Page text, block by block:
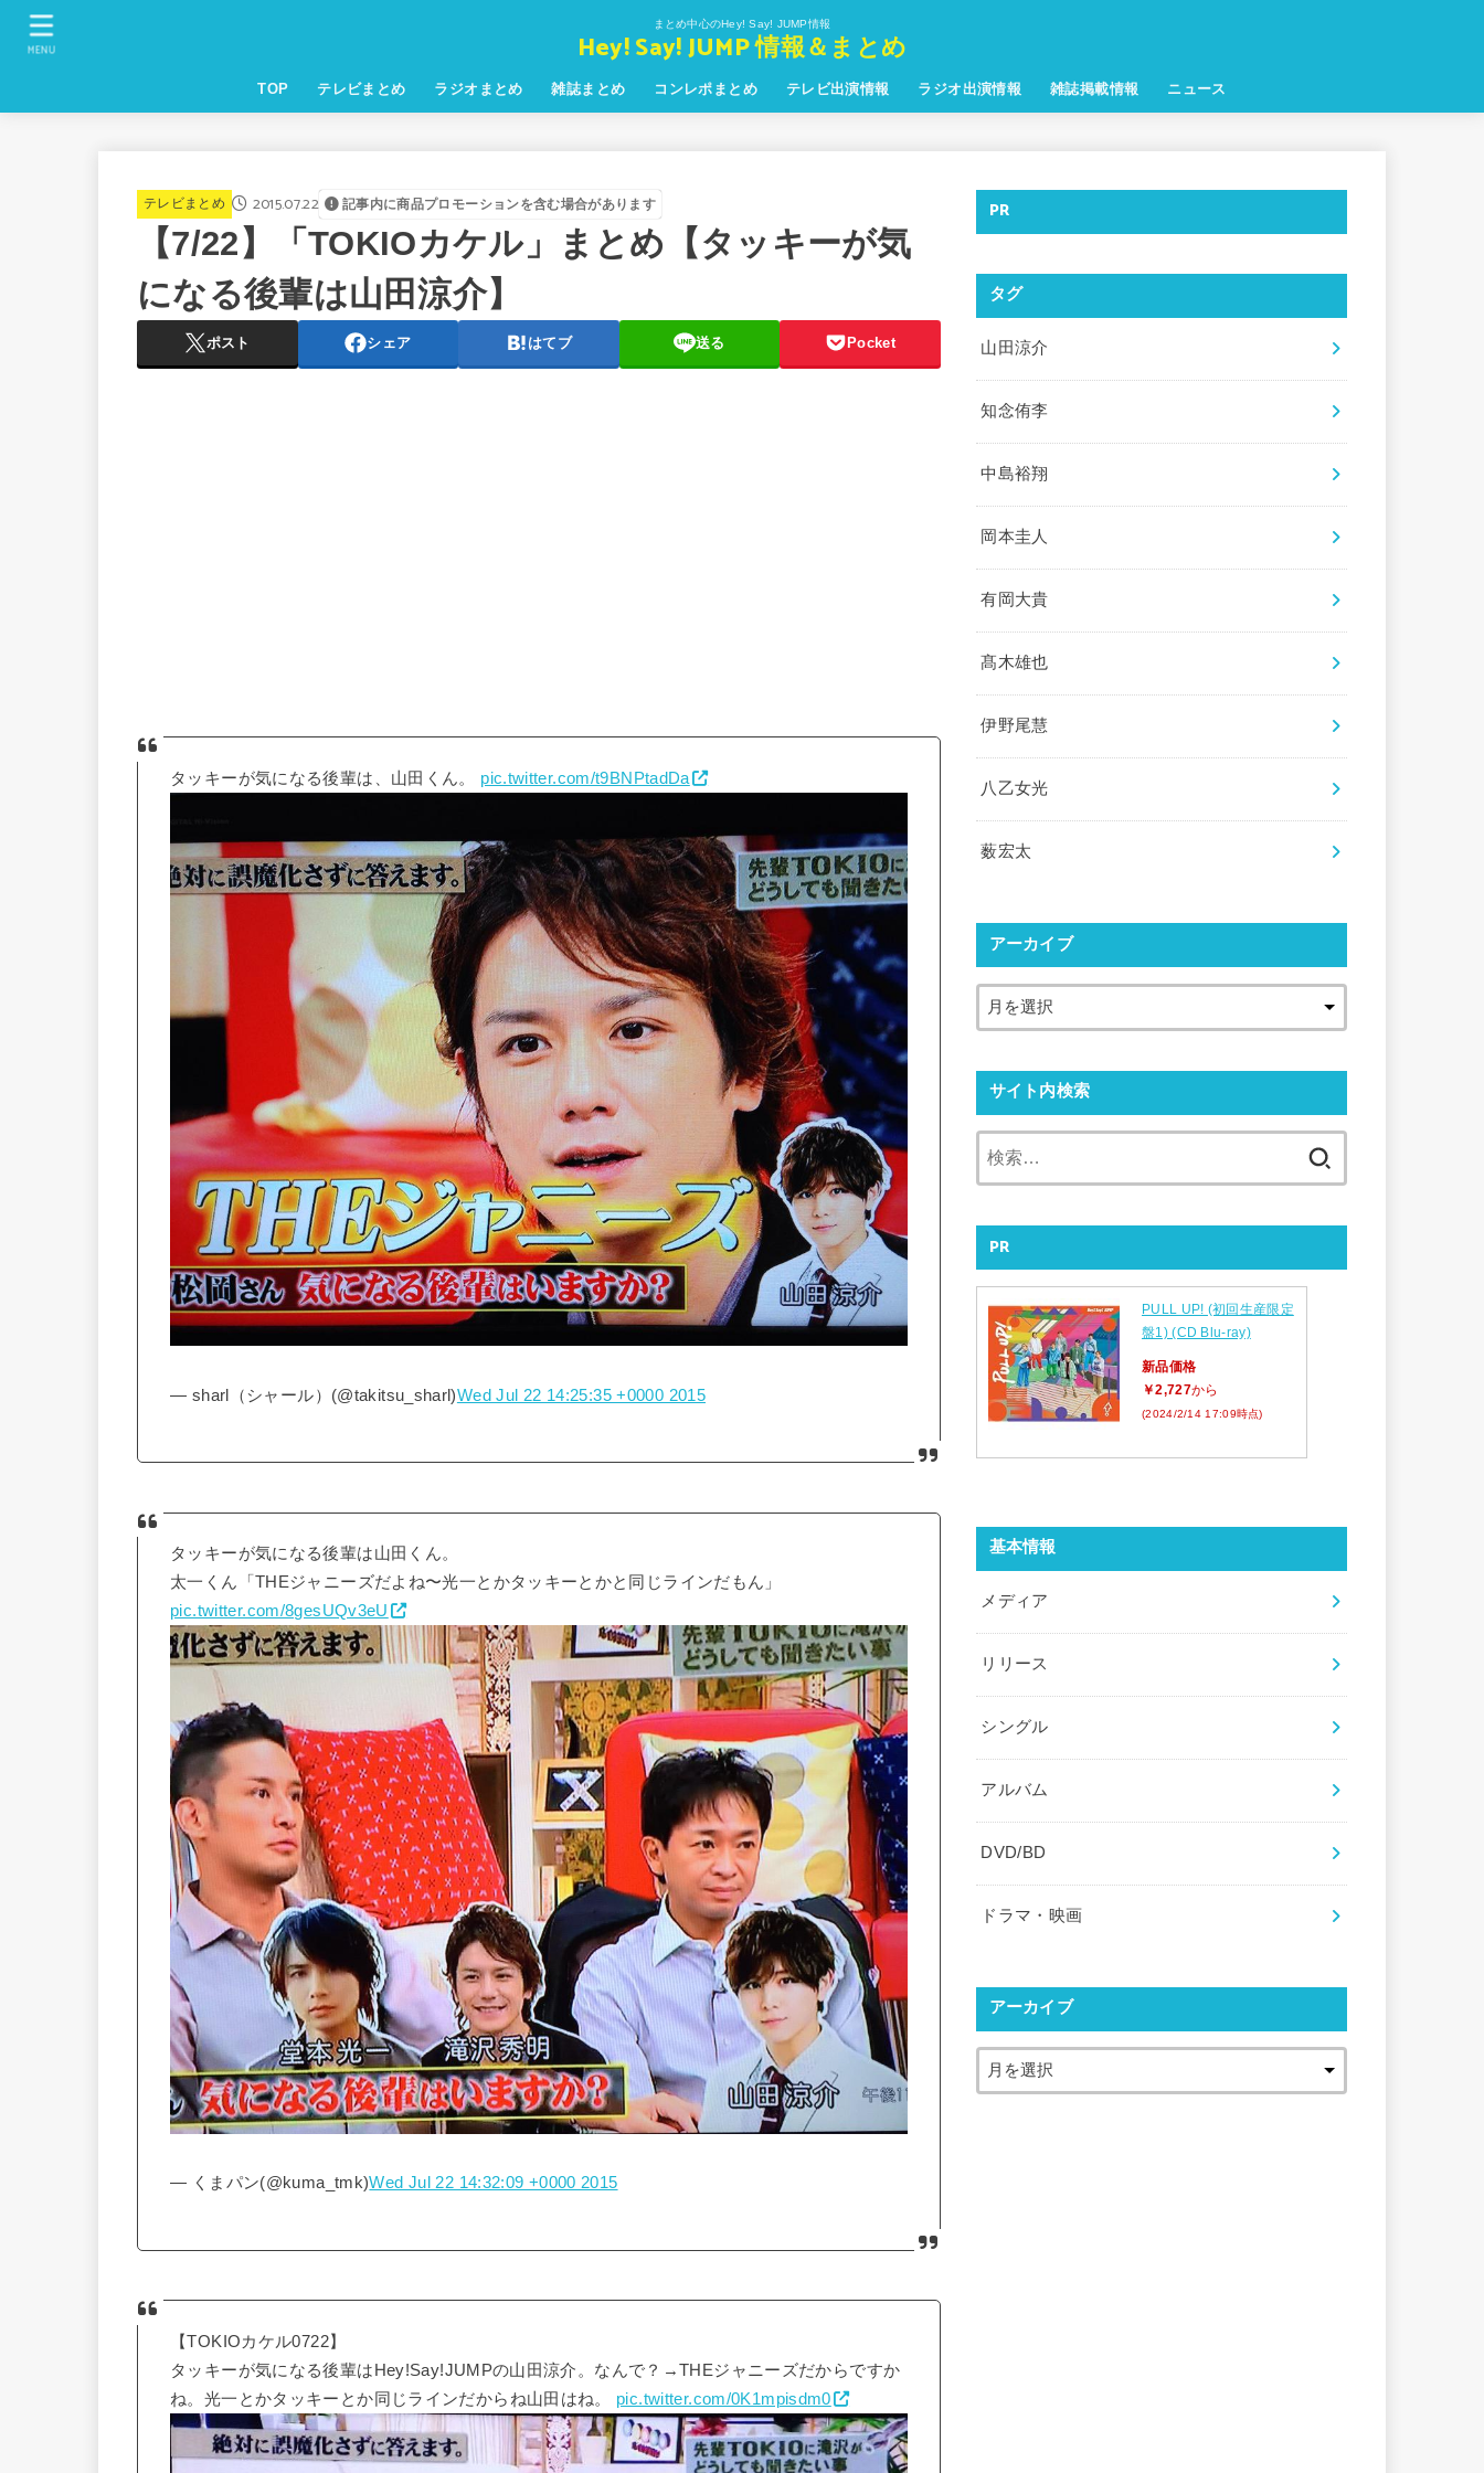
まとめ中心のHey! Say! JUMP情報
Hey! Say! JUMP 情報＆まとめ
TOP テレビまとめ ラジオまとめ 雑誌まとめ コンレポまとめ テレビ出演情報 ラジオ出演情報 雑誌掲載情報 ニュース
MENU
テレビまとめ 2015.07.22 記事内に商品プロモーションを含む場合があります
【7/22】「TOKIOカケル」まとめ【タッキーが気
になる後輩は山田涼介】
ポスト シェア はてブ 送る Pocket
タッキーが気になる後輩は、山田くん。 pic.twitter.com/t9BNPtadDa
— sharl（シャール）(@takitsu_sharl)Wed Jul 22 14:25:35 +0000 2015
タッキーが気になる後輩は山田くん。
太一くん「THEジャニーズだよね〜光一とかタッキーとかと同じラインだもん」
pic.twitter.com/8gesUQv3eU
— くまパン(@kuma_tmk)Wed Jul 22 14:32:09 +0000 2015
【TOKIOカケル0722】
タッキーが気になる後輩はHey!Say!JUMPの山田涼介。なんで？→THEジャニーズだからですか
ね。光一とかタッキーとか同じラインだからね山田はね。 pic.twitter.com/0K1mpisdm0
PR
タグ
山田涼介
知念侑李
中島裕翔
岡本圭人
有岡大貴
髙木雄也
伊野尾慧
八乙女光
薮宏太
アーカイブ
サイト内検索
PR
PULL UP! (初回生産限定
盤1) (CD Blu-ray)
新品価格
￥2,727から
(2024/2/14 17:09時点)
基本情報
メディア
リリース
シングル
アルバム
DVD/BD
ドラマ・映画
アーカイブ